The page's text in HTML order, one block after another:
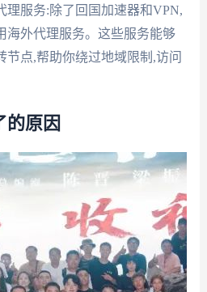
理服务:除了回国加速器和VPN,
海外代理服务。这些服务能够
节点,帮助你绕过地域限制,访问
的原因